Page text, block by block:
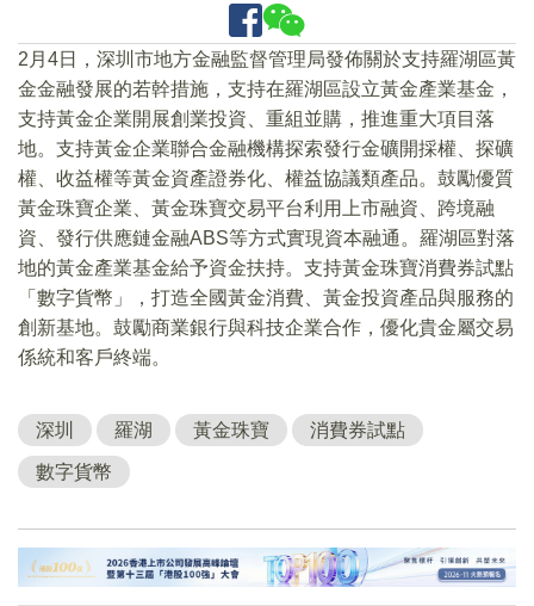
2月4日，深圳市地方金融監督管理局發佈關於支持羅湖區黃
金金融發展的若幹措施，支持在羅湖區設立黃金產業基金，
支持黃金企業開展創業投資、重組並購，推進重大項目落
地。支持黃金企業聯合金融機構探索發行金礦開採權、探礦
權、收益權等黃金資產證券化、權益協議類產品。鼓勵優質
黃金珠寶企業、黃金珠寶交易平台利用上市融資、跨境融
資、發行供應鏈金融ABS等方式實現資本融通。羅湖區對落
地的黃金產業基金給予資金扶持。支持黃金珠寶消費券試點
「數字貨幣」，打造全國黃金消費、黃金投資產品與服務的
創新基地。鼓勵商業銀行與科技企業合作，優化貴金屬交易
係統和客戶終端。
深圳 羅湖 黃金珠寶 消費券試點
數字貨幣